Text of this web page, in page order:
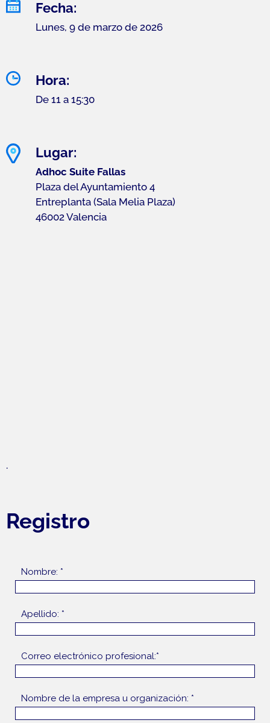
Fecha:
Lunes, 9 de marzo de 2026
Hora:
De 11 a 15:30
Lugar:
Adhoc Suite Fallas
Plaza del Ayuntamiento 4
Entreplanta (Sala Melia Plaza)
46002 Valencia
.
Registro
Nombre: *
Apellido: *
Correo electrónico profesional:*
Nombre de la empresa u organización: *